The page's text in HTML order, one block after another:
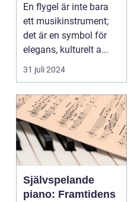
En flygel är inte bara
ett musikinstrument;
det är en symbol för
elegans, kulturelt a...
31 juli 2024
Självspelande
piano: Framtidens